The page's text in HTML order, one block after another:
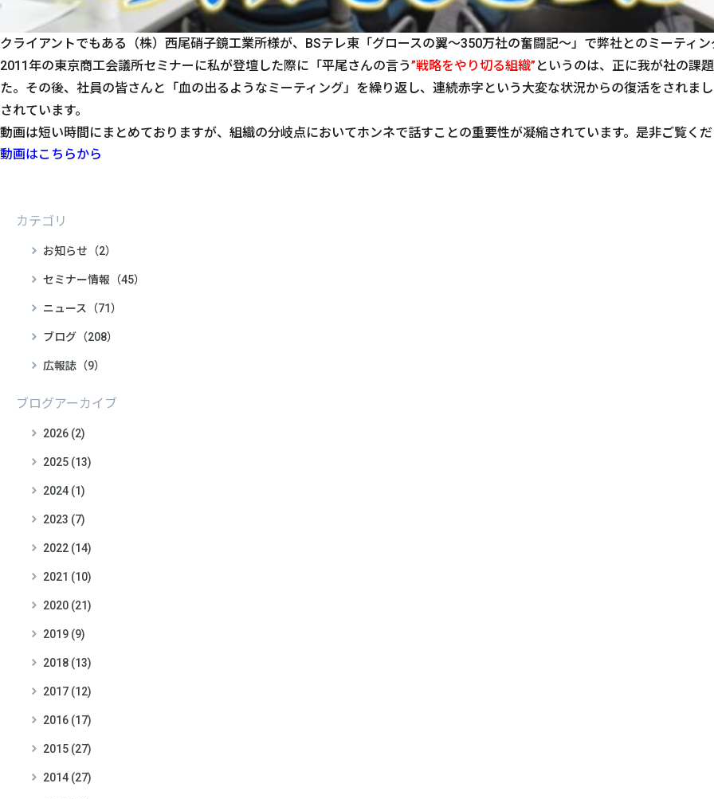
クライアントでもある（株）西尾硝子鏡工業所様が、BSテレ東「グロースの翼～350万社の奮闘記～」で弊社とのミーティ
2011年の東京商工会議所セミナーに私が登壇した際に「平尾さんの言う”戦略をやり切る組織” というのは、正に我が社の課
た。その後、社員の皆さんと「血の出るようなミーティング」を繰り返し、連続赤字という大変な状況からの復活をされま
されています。
動画は短い時間にまとめておりますが、組織の分岐点においてホンネで話すことの重要性が凝縮されています。是非ご覧く
動画はこちらから
カテゴリ
お知らせ（2）
セミナー情報（45）
ニュース（71）
ブログ（208）
広報誌（9）
ブログアーカイブ
2026 (2)
2025 (13)
2024 (1)
2023 (7)
2022 (14)
2021 (10)
2020 (21)
2019 (9)
2018 (13)
2017 (12)
2016 (17)
2015 (27)
2014 (27)